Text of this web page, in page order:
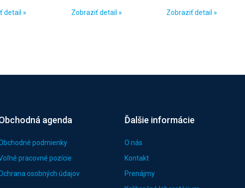
detail » Zobraziť detail » Zobraziť detail »
agenda
podmienky
pracovné pozície
osobných údajov
Ďalšie informácie
O nás
Kontakt
Prenájmy